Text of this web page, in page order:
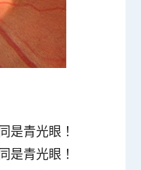
是青光眼！
是青光眼！